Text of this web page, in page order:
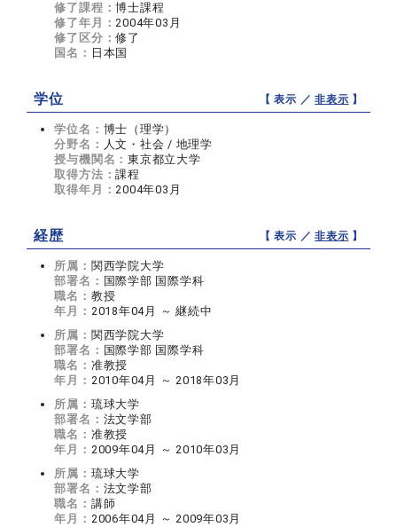
修了課程：博士課程
修了年月：2004年03月
修了区分：修了
国名： 日本国
学位 【 表示 ／非表示 】
学位名： 博士（理学）
分野名： 人文・社会 / 地理学
授与機関名：東京都立大学
取得方法：課程
取得年月：2004年03月
経歴 【 表示 ／非表示 】
所属： 関西学院大学
部署名： 国際学部 国際学科
職名： 教授
年月： 2018年04月 ～ 継続中
所属： 関西学院大学
部署名： 国際学部 国際学科
職名： 准教授
年月： 2010年04月 ～ 2018年03月
所属： 琉球大学
部署名： 法文学部
職名： 准教授
年月： 2009年04月 ～ 2010年03月
所属： 琉球大学
部署名： 法文学部
職名： 講師
年月： 2006年04月 ～ 2009年03月